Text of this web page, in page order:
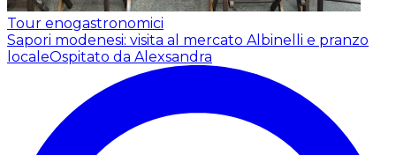
Tour enogastronomici
Sapori modenesi: visita al mercato Albinelli e pranzo
localeOspitato da Alexsandra